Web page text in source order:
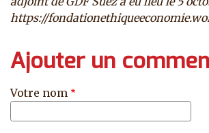
https://
Ajouter un
Votre nom